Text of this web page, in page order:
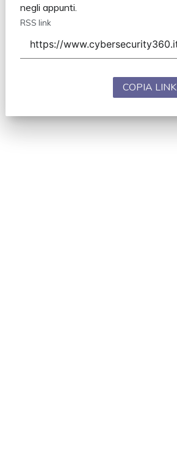
negli appunti.
RSS link
COPIA LINK